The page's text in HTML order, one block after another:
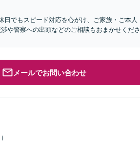
日でもスピード対応を心がけ、ご家族・ご本人
や警察への出頭などのご相談もおまかせくださ
メールでお問い合わせ